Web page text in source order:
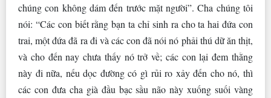
chúng con không dám đến trước mặt người”. Cha chúng tôi
nói: “Các con biết rằng bạn ta chỉ sinh ra cho ta hai đứa con
trai, một đứa đã ra đi và các con đã nói nó phải thú dữ ăn thịt,
và cho đến nay chưa thấy nó trở về; các con lại đem thằng
này đi nữa, nếu dọc đường có gì rủi ro xảy đến cho nó, thì
các con đưa cha già đầu bạc sầu não này xuống suối vàng